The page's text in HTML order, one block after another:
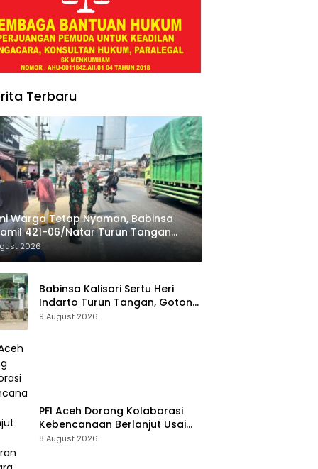
Terbaru
Warga Tetap Nyaman, Babinsa
421-06/Natar Turun Tangan
Lalu Lintas di Depan Masjid
2026
Babinsa Kalisari Sertu Heri
Indarto Turun Tangan, Gotong
Royong Warga Percantik
9 August 2026
PFI Aceh Dorong Kolaborasi
Kebencanaan Berlanjut Usai
Pameran “Prahara Pulau Emas”
8 August 2026